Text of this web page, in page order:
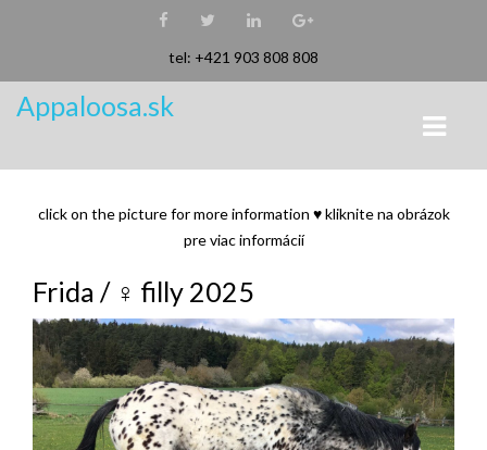
tel: +421 903 808 808
Appaloosa.sk
ÚVOD
REAL APPALOOSA
CHARAKTERISTIKA APPALOOSY
HISTÓRIA APPALOOSY
click on the picture for more information ♥ kliknite na obrázok
pre viac informácií
Frida / ♀ filly 2025